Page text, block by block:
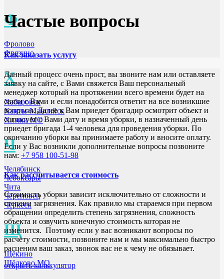
Ф
Фролово
Фрязино
Х
Хабаровск
Ханты-Мансийск
Химки МО
Ч
Челябинск
Чебоксары
Чита
Череповец
Черкеск
Щ
Щёкино
Щёлково МО
Частые вопросы
Как заказать услугу
Данный процесс очень прост, вы звоните нам или оставляете
заявку на сайте, с Вами свяжется Ваш персональный
менеджер который на протяжении всего времени будет на
связи с Вами и если понадобится ответит на все возникшие
вопросы. Далее к Вам приедет бригадир осмотрит объект и
согласует с Вами дату и время уборки, в назначенный день
приедет бригада 1-4 человека для проведения уборки. По
окончанию уборки вы принимаете работу и вносите оплату.
Если у Вас возникли дополнительные вопросы позвоните
нам: +7 958 100-51-98
Как рассчитывается стоимость
Стоимость уборки зависит исключительно от сложности и
степени загрязнения. Как правило мы стараемся при первом
обращении определить степень загрязнения, сложность
объекта и озвучить конечную стоимость которая не
изменится. Поэтому если у вас возникают вопросы по
расчёту стоимости, позвоните нам и мы максимально быстро
расценим ваш заказ, звонок вас не к чему не обязывает.
открыть калькулятор